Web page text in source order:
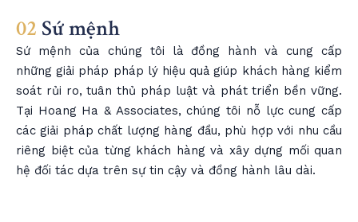
02 Sứ mệnh
Sứ mệnh của chúng tôi là đồng hành và cung cấp
những giải pháp pháp lý hiệu quả giúp khách hàng kiểm
soát rủi ro, tuân thủ pháp luật và phát triển bền vững.
Tại Hoang Ha & Associates, chúng tôi nỗ lực cung cấp
các giải pháp chất lượng hàng đầu, phù hợp với nhu cầu
riêng biệt của từng khách hàng và xây dựng mối quan
hệ đối tác dựa trên sự tin cậy và đồng hành lâu dài.